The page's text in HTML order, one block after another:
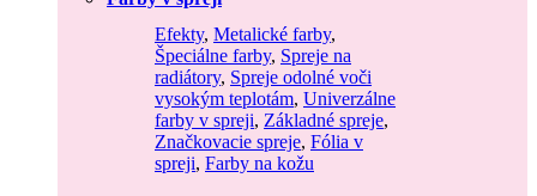
Efekty, Metalické farby,
Špeciálne farby, Spreje na
radiátory, Spreje odolné voči
vysokým teplotám, Univerzálne
farby v spreji, Základné spreje,
Značkovacie spreje, Fólia v
spreji, Farby na kožu